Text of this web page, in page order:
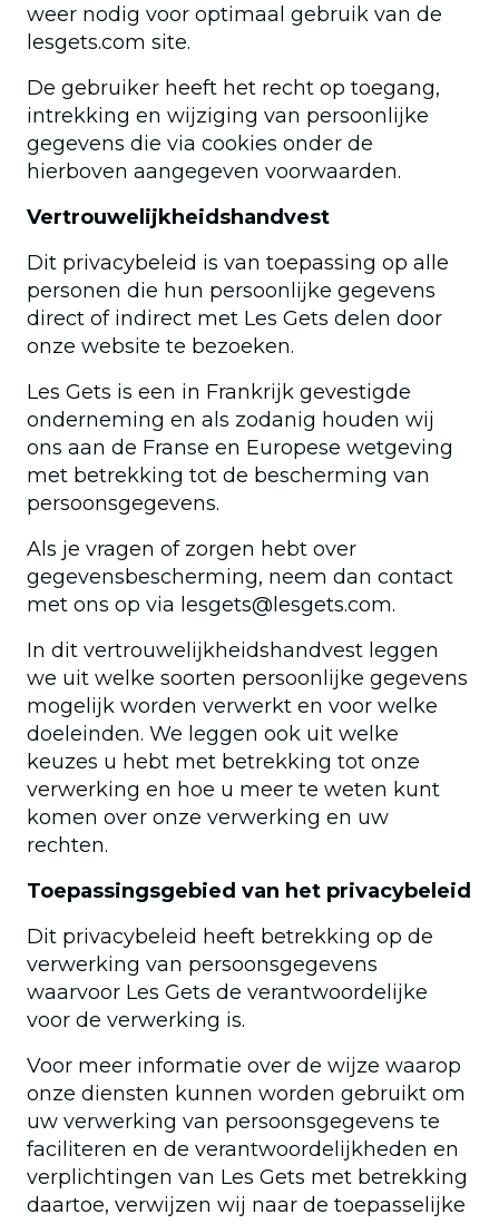
weer nodig voor optimaal gebruik van de
lesgets.com site.
De gebruiker heeft het recht op toegang,
intrekking en wijziging van persoonlijke
gegevens die via cookies onder de
hierboven aangegeven voorwaarden.
Vertrouwelijkheidshandvest
Dit privacybeleid is van toepassing op alle
personen die hun persoonlijke gegevens
direct of indirect met Les Gets delen door
onze website te bezoeken.
Les Gets is een in Frankrijk gevestigde
onderneming en als zodanig houden wij
ons aan de Franse en Europese wetgeving
met betrekking tot de bescherming van
persoonsgegevens.
Als je vragen of zorgen hebt over
gegevensbescherming, neem dan contact
met ons op via lesgets@lesgets.com.
In dit vertrouwelijkheidshandvest leggen
we uit welke soorten persoonlijke gegevens
mogelijk worden verwerkt en voor welke
doeleinden. We leggen ook uit welke
keuzes u hebt met betrekking tot onze
verwerking en hoe u meer te weten kunt
komen over onze verwerking en uw
rechten.
Toepassingsgebied van het privacybeleid
Dit privacybeleid heeft betrekking op de
verwerking van persoonsgegevens
waarvoor Les Gets de verantwoordelijke
voor de verwerking is.
Voor meer informatie over de wijze waarop
onze diensten kunnen worden gebruikt om
uw verwerking van persoonsgegevens te
faciliteren en de verantwoordelijkheden en
verplichtingen van Les Gets met betrekking
daartoe, verwijzen wij naar de toepasselijke